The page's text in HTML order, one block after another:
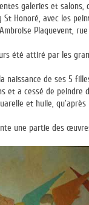
galeries et salons,
St Honoré, avec les
Plaquevent,
été attiré par les
naissance de ses 5
et a cessé de peindre
et huile,
une partie des